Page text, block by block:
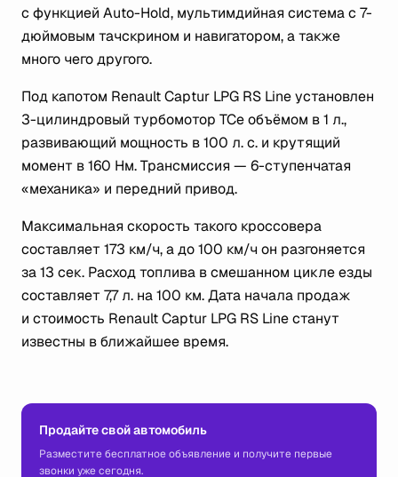
с функцией Auto-Hold, мультимдийная система с 7-
дюймовым тачскрином и навигатором, а также
много чего другого.
Под капотом Renault Captur LPG RS Line установлен
3-цилиндровый турбомотор TCe объёмом в 1 л.,
развивающий мощность в 100 л. с. и крутящий
момент в 160 Нм. Трансмиссия — 6-ступенчатая
«механика» и передний привод.
Максимальная скорость такого кроссовера
составляет 173 км/ч, а до 100 км/ч он разгоняется
за 13 сек. Расход топлива в смешанном цикле езды
составляет 7,7 л. на 100 км. Дата начала продаж
и стоимость Renault Captur LPG RS Line станут
известны в ближайшее время.
Продайте свой автомобиль
Разместите бесплатное объявление и получите первые
звонки уже сегодня.